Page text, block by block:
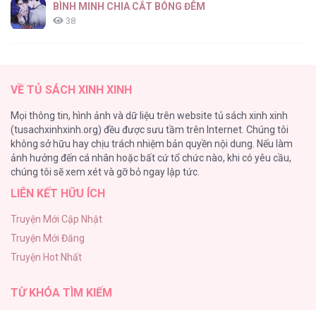
BÌNH MINH CHIA CẮT BÓNG ĐÊM
38
26
Rổn Nước Lì
26
Tuyển Tập Manhwa Côn Trùng
Phạm Luật
25
VỀ TỦ SÁCH XINH XINH
Mọi thông tin, hình ảnh và dữ liệu trên website tủ sách xinh xinh
(tusachxinhxinh.org) đều được sưu tầm trên Internet. Chúng tôi
không sở hữu hay chịu trách nhiệm bản quyền nội dung. Nếu làm
ảnh hưởng đến cá nhân hoặc bất cứ tổ chức nào, khi có yêu cầu,
chúng tôi sẽ xem xét và gỡ bỏ ngay lập tức.
LIÊN KẾT HỮU ÍCH
Truyện Mới Cập Nhật
Truyện Mới Đăng
Truyện Hot Nhất
TỪ KHÓA TÌM KIẾM